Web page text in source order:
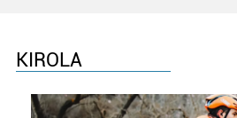
KIROLA